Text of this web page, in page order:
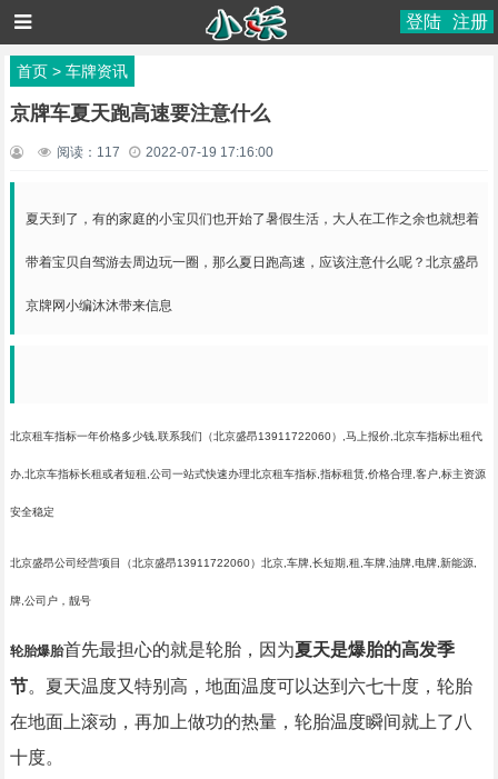
登陆 注册
首页> 车牌资讯
京牌车夏天跑高速要注意什么
阅读： 117 2022-07-19 17:16:00
夏天到了，有的家庭的小宝贝们也开始了暑假生活，大人在工作之余也就想着
带着宝贝自驾游去周边玩一圈，那么夏日跑高速，应该注意什么呢？北京盛昂
京牌网小编沐沐带来信息
北京租车指标一年价格多少钱,联系我们（北京盛昂13911722060）,马上报价,北京车指标出租代
办,北京车指标长租或者短租,公司一站式快速办理北京租车指标,指标租赁,价格合理,客户,标主资源
安全稳定
北京盛昂公司经营项目（北京盛昂13911722060）北京,车牌,长短期,租,车牌,油牌,电牌,新能源,
牌,公司户，靓号
轮胎爆胎首先最担心的就是轮胎，因为夏天是爆胎的高发季
节。夏天温度又特别高，地面温度可以达到六七十度，轮胎
在地面上滚动，再加上做功的热量，轮胎温度瞬间就上了八
十度。